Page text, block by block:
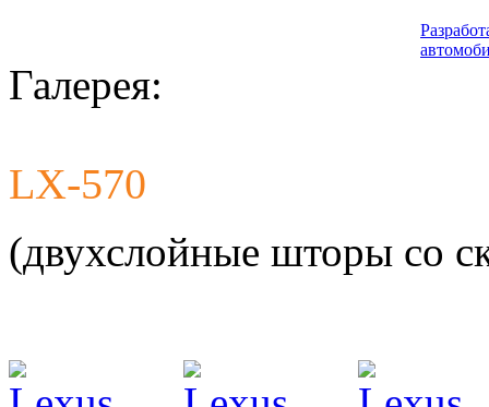
Галерея:
LX-570
(двухслойные шторы со